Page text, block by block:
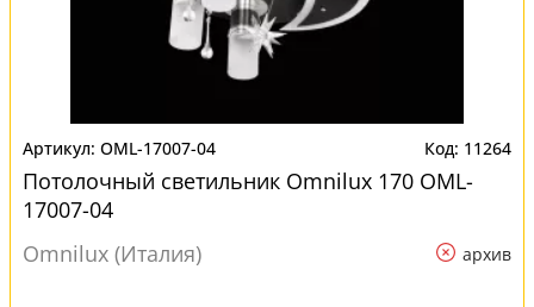
OML-17007-04 11264
Потолочный светильник Omnilux 170 OML-
17007-04
Omnilux (Италия)
архив